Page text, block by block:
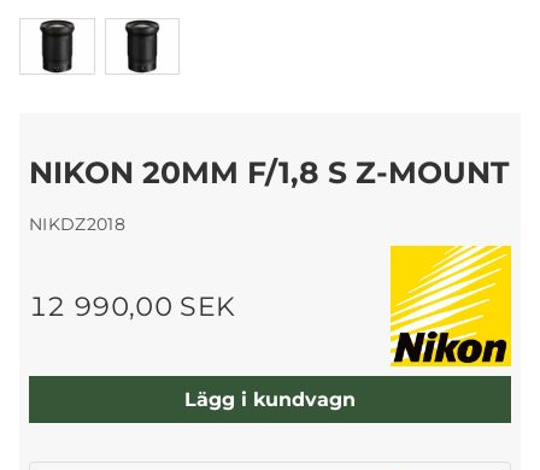
NIKON 20MM F/1,8 S Z-MOUNT
NIKDZ2018
12 990,00 SEK
Lägg i kundvagn